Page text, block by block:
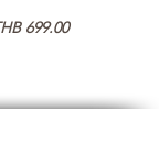
Price
699.00